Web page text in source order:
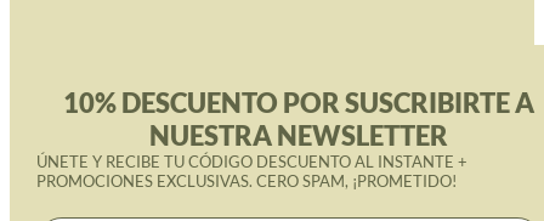
10% DESCUENTO POR SUSCRIBIRTE A
NUESTRA NEWSLETTER
ÚNETE Y RECIBE TU CÓDIGO DESCUENTO AL INSTANTE +
PROMOCIONES EXCLUSIVAS. CERO SPAM, ¡PROMETIDO!